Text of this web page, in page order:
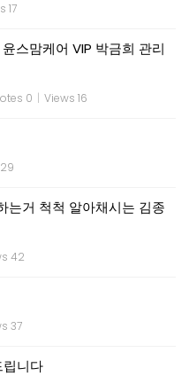
17
스맘케어 VIP 박금희 관리
0 | Views 16
는거 척척 알아채시는 김종
42
37
니다